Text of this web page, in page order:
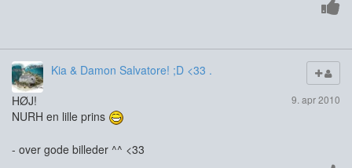
Kia & Damon Salvatore! ;D <33 .
9. apr 2010
HØJ!
NURH en lille prins
- over gode billeder ^^ <33